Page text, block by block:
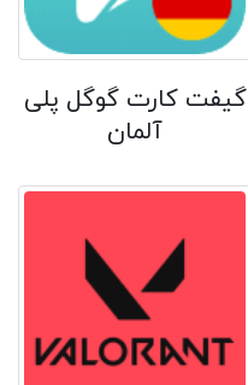
گیفت کارت گوگل پلی
آلمان